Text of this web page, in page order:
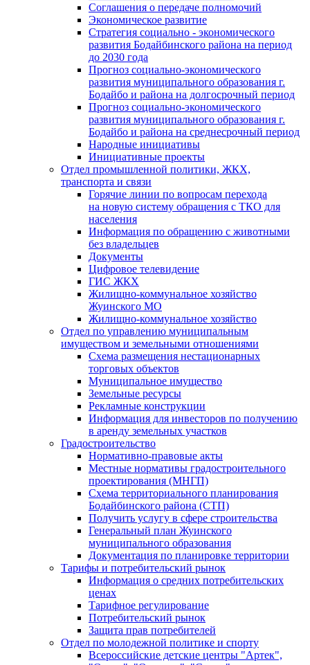
Соглашения о передаче полномочий
Экономическое развитие
Стратегия социально - экономического
развития Бодайбинского района на период
до 2030 года
Прогноз социально-экономического
развития муниципального образования г.
Бодайбо и района на долгосрочный период
Прогноз социально-экономического
развития муниципального образования г.
Бодайбо и района на среднесрочный период
Народные инициативы
Инициативные проекты
Отдел промышленной политики, ЖКХ,
транспорта и связи
Горячие линии по вопросам перехода
на новую систему обращения с ТКО для
населения
Информация по обращению с животными
без владельцев
Документы
Цифровое телевидение
ГИС ЖКХ
Жилищно-коммунальное хозяйство
Жуинского МО
Жилищно-коммунальное хозяйство
Отдел по управлению муниципальным
имуществом и земельными отношениями
Схема размещения нестационарных
торговых объектов
Муниципальное имущество
Земельные ресурсы
Рекламные конструкции
Информация для инвесторов по получению
в аренду земельных участков
Градостроительство
Нормативно-правовые акты
Местные нормативы градостроительного
проектирования (МНГП)
Схема территориального планирования
Бодайбинского района (СТП)
Получить услугу в сфере строительства
Генеральный план Жуинского
муниципального образования
Документация по планировке территории
Тарифы и потребительский рынок
Информация о средних потребительских
ценах
Тарифное регулирование
Потребительский рынок
Защита прав потребителей
Отдел по молодежной политике и спорту
Всероссийские детские центры "Артек",